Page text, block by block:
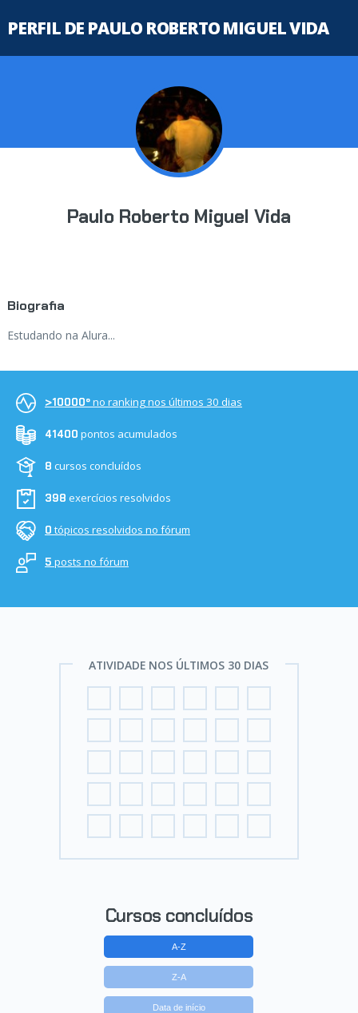
PERFIL DE PAULO ROBERTO MIGUEL VIDA
Paulo Roberto Miguel Vida
Biografia
Estudando na Alura...
>10000ºno ranking nos últimos 30 dias
41400 pontos acumulados
8 cursos concluídos
398 exercícios resolvidos
0 tópicos resolvidos no fórum
5 posts no fórum
ATIVIDADE NOS ÚLTIMOS 30 DIAS
Cursos concluídos
A-Z
Z-A
Data de início